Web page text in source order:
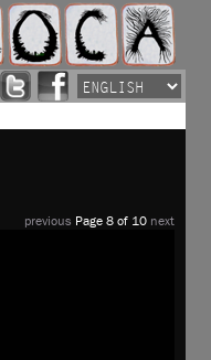
previous Page 8 of 10 next